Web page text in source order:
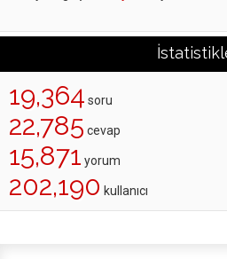
19,364 soru
22,785 cevap
15,871 yorum
202,190 kullanıcı